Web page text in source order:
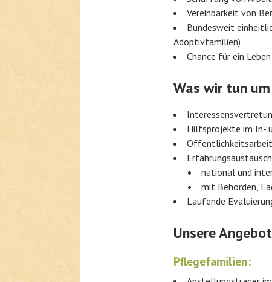
Vereinbarkeit von
Bundesweit
Adoptivfamilien)
Chance für ein
Was wir tun
Hilfsprojekte im In-
Öffentlichkeitsarbeit
national und
mit Behörden,
Laufende
Unsere
Pflegefamilien: